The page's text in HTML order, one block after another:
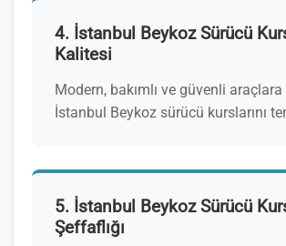
4. İstanbul Beykoz Sürücü
Kalitesi
Modern, bakımlı ve güvenli
İstanbul Beykoz sürücü kurslarını
5. İstanbul Beykoz Sürücü
Şeffaflığı